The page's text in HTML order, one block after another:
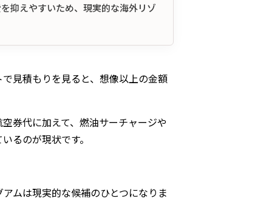
抑えやすいため、現実的な海外リゾ
見積もりを見ると、想像以上の金額
券代に加えて、燃油サーチャージや
るのが現状です。
ムは現実的な候補のひとつになりま